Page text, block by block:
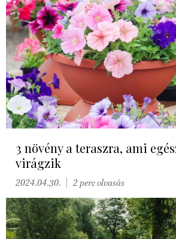
3 növény a teraszra, ami
virágzik
2024.04.30. 2 perc olvasás